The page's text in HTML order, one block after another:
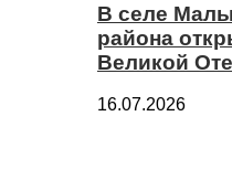
В селе
района
Великой
16.07.2026